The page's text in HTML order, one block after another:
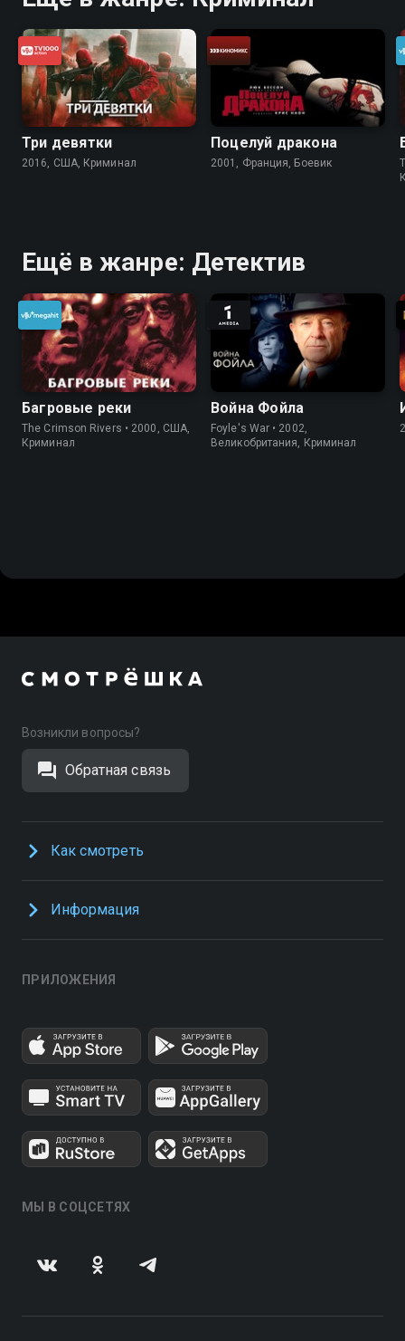
Три девятки
2016, США, Криминал
Поцелуй дракона
2001, Франция, Боевик
Ещё в жанре: Детектив
Багровые реки
The Crimson Rivers • 2000, США,
Криминал
Война Фойла
Foyle's War • 2002,
Великобритания, Криминал
Возникли вопросы?
Обратная связь
Как смотреть
Информация
ПРИЛОЖЕНИЯ
МЫ В СОЦСЕТЯХ